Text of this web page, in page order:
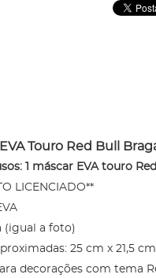
Touro Red Bull
1 máscar EVA touro
LICENCIADO**
(igual a foto)
25 cm x 21,5 cm
decorações com tema